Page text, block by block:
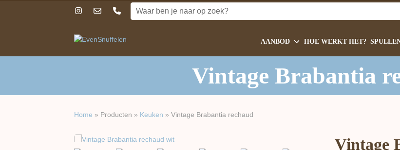
AANBOD HOE WERKT HET?
Vintage Brabantia
Home » Producten » Keuken » Vintage Brabantia rechaud
Vintage